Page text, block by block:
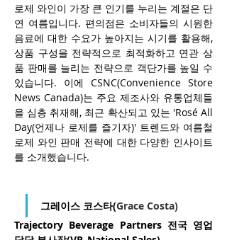
로제 와인이 가장 큰 인기를 누리는 계절은 단
연 여름입니다. 편의점은 소비자들의 시원한
음료에 대한 수요가 높아지는 시기를 활용해,
상품 구성을 전략적으로 최적화하고 연관 상
품 판매를 늘리는 전략으로 객단가를 높일 수
있습니다. 이에 CSNC(Convenience Store
News Canada)는 주요 제조사와 유통업체들
을 심층 취재해, 최근 확산되고 있는 'Rosé All
Day(언제나 로제를 즐기자)' 트렌드와 여름철
로제 와인 판매 전략에 대한 다양한 인사이트
를 소개했습니다.
그레이스 코스타(Grace Costa)
Trajectory Beverage Partners 전국 영업